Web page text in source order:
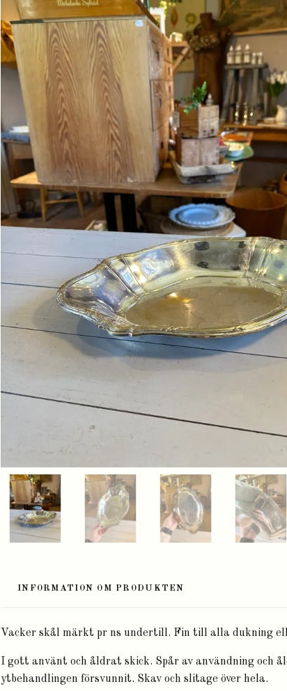
INFORMATION OM PRODUKTEN
Vacker skål märkt pr ns undertill. Fin till alla dukning
I gott använt och åldrat skick. Spår av användning och
ytbehandlingen försvunnit. Skav och slitage över hela.